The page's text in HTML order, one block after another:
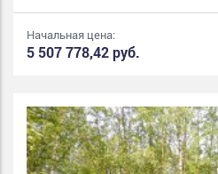
Начальная цена:
5 507 778,42 руб.